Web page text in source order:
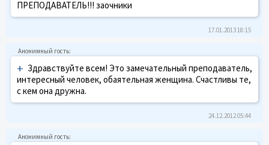
ПРЕПОДАВАТЕЛЬ!!! заочники
17.01.2013 18:15
+ Здравствуйте всем! Это замечательный преподаватель,
интересный человек, обаятельная женщина. Счастливы те,
с кем она дружна.
24.12.2012 05:44